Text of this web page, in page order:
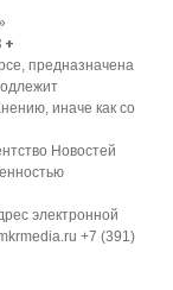
+
предназначена
иначе как со
Новостей
электронной
+7 (391)